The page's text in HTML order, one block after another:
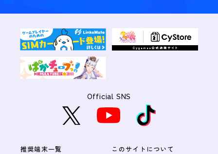
Official SNS
推奨端末一覧
このサイトについて